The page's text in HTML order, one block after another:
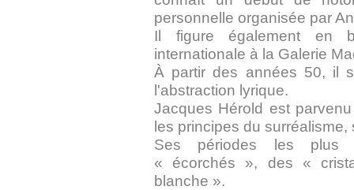
personnelle organisée par
Il figure également en
internationale à la Galerie
À partir des années 50, il
l'abstraction lyrique.
Jacques Hérold est
les principes du
Ses périodes les plus
« écorchés », des «
blanche ».